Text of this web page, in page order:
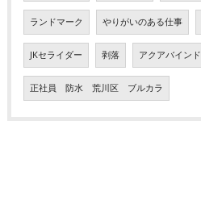
ランドマーク やりがいのある仕事
JKセライダー 剥落 アクアバインド
正社員 防水 荒川区 ブルカラ